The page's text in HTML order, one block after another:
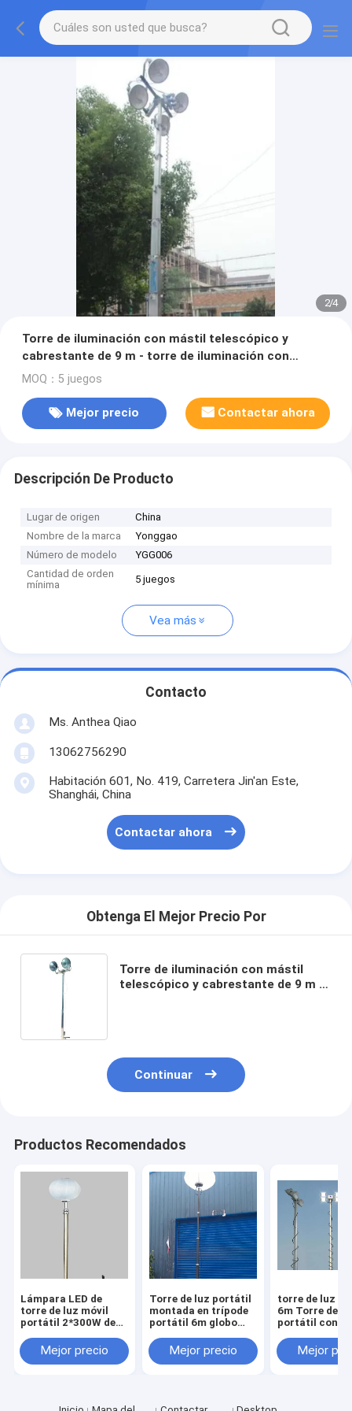
2/4
Torre de iluminación con mástil telescópico y
cabrestante de 9 m - torre de iluminación con
trípode de montaje en suelo - torre de iluminación
MOQ：5 juegos
Mejor precio Contactar ahora
Descripción De Producto
Lugar de origen
China
Nombre de la marca
Yonggao
Número de modelo
YGG006
Cantidad de orden
mínima
5 juegos
Vea más
Contacto
Ms. Anthea Qiao
13062756290
Habitación 601, No. 419, Carretera Jin'an Este,
Shanghái, China
Contactar ahora
Obtenga El Mejor Precio Por
Torre de iluminación con mástil
telescópico y cabrestante de 9 m -
Continuar
Productos Recomendados
Lámpara LED de
torre de luz móvil
portátil 2*300W de
24V de luz solar
móvil
Mejor precio
Torre de luz portátil
montada en trípode
portátil 6m globo
móvilMejor precio
torre de luz
6m Torre de
portátil con
pies montado
Mejor